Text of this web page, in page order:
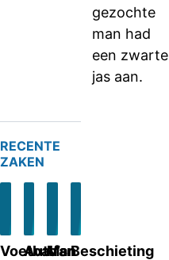
gezochte
man had
een zwarte
jas aan.
RECENTE
ZAKEN
Voetbalfan
Auto’s
ManBeschieting